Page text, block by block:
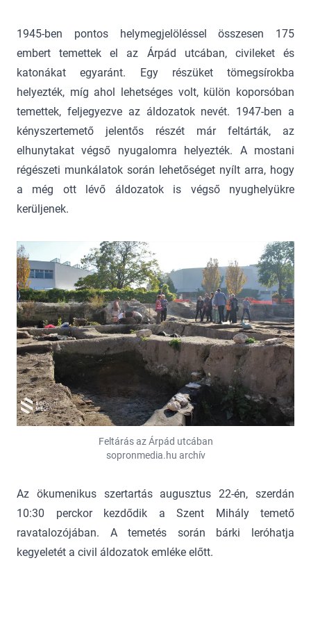
1945-ben pontos helymegjelöléssel összesen 175
embert temettek el az Árpád utcában, civileket és
katonákat egyaránt. Egy részüket tömegsírokba
helyezték, míg ahol lehetséges volt, külön koporsóban
temettek, feljegyezve az áldozatok nevét. 1947-ben a
kényszertemető jelentős részét már feltárták, az
elhunytakat végső nyugalomra helyezték. A mostani
régészeti munkálatok során lehetőséget nyílt arra, hogy
a még ott lévő áldozatok is végső nyughelyükre
kerüljenek.
Feltárás az Árpád utcában
sopronmedia.hu archív
Az ökumenikus szertartás augusztus 22-én, szerdán
10:30 perckor kezdődik a Szent Mihály temető
ravatalozójában. A temetés során bárki leróhatja
kegyeletét a civil áldozatok emléke előtt.